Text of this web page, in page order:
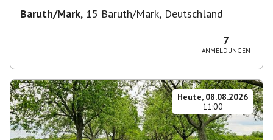
Baruth/Mark, 15 Baruth/Mark, Deutschland
7
ANMELDUNGEN
Heute, 08.08.2026
11:00